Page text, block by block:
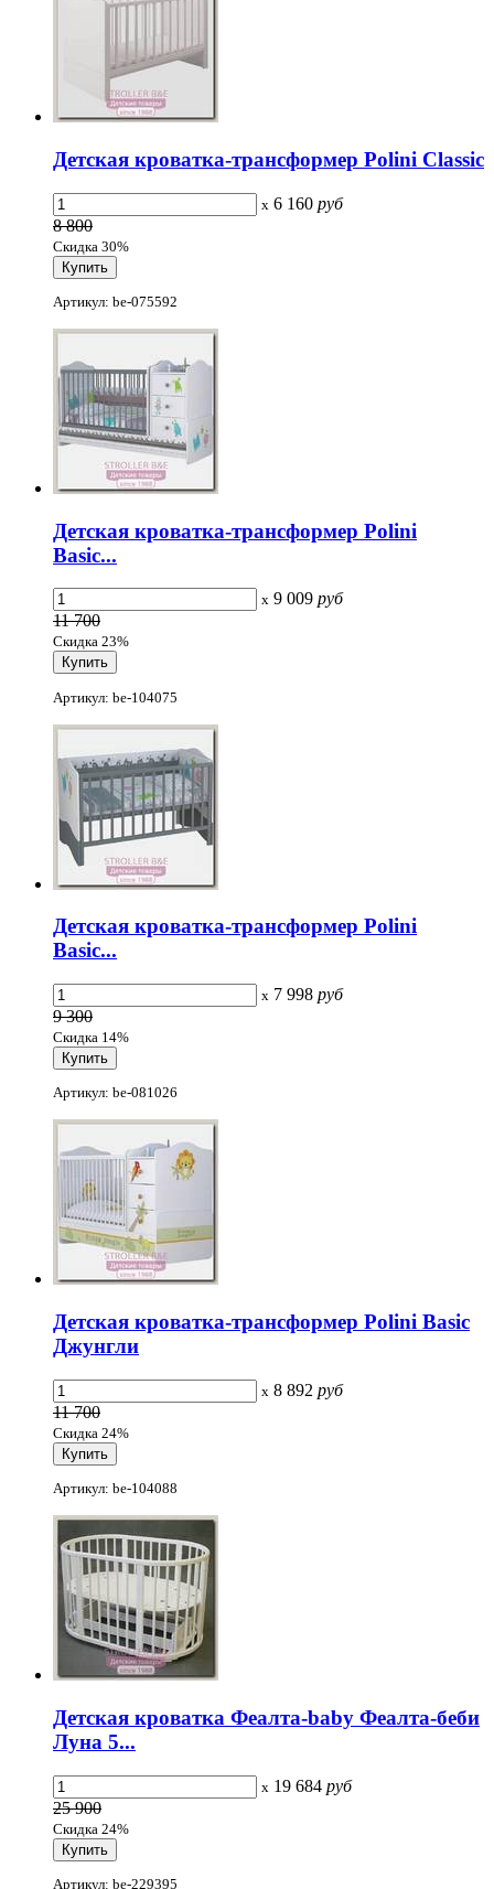
Детская кроватка-трансформер Polini Classic
x 6 160 руб
8 800
Скидка 30%
Артикул: be-075592
Детская кроватка-трансформер Polini
Basic...
x 9 009 руб
11 700
Скидка 23%
Артикул: be-104075
Детская кроватка-трансформер Polini
Basic...
x 7 998 руб
9 300
Скидка 14%
Артикул: be-081026
Детская кроватка-трансформер Polini Basic
Джунгли
x 8 892 руб
11 700
Скидка 24%
Артикул: be-104088
Детская кроватка Феалта-baby Феалта-беби
Луна 5...
x 19 684 руб
25 900
Скидка 24%
Артикул: be-229395